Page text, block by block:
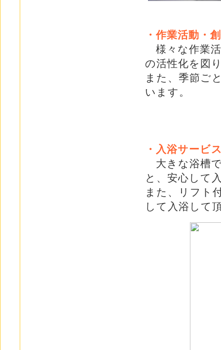
・作業活動・
様々な作業
の活性化を図
また、季節ご
います。
・入浴サービ
大きな浴槽
と、安心して
また、リフト
して入浴して